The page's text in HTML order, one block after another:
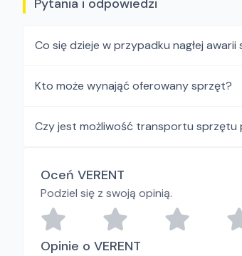
Pytania i odpowiedzi
Co się dzieje w przypadku nagłej awarii
Kto może wynająć oferowany sprzęt?
Czy jest możliwość transportu sprzętu
Oceń VERENT
Podziel się z swoją opinią.
Opinie o VERENT